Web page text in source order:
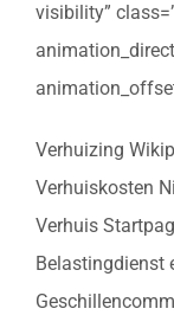
visibility”
Verhuizing
Verhuiskosten
Verhuis
Belastingdienst